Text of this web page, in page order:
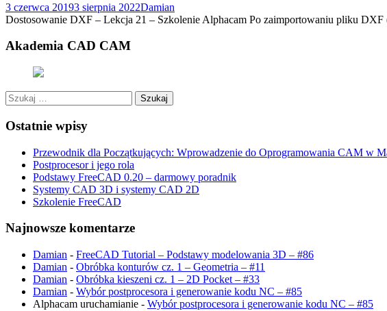
3 czerwca 20193 sierpnia 2022Damian
Dostosowanie DXF – Lekcja 21 – Szkolenie Alphacam Po zaimportowaniu pliku
Akademia CAD CAM
Szukaj:
Ostatnie wpisy
Przewodnik dla Początkujących: Wprowadzenie do Oprogramowania CAM w
Postprocesor i jego rola
Podstawy FreeCAD 0.20 – darmowy poradnik
Systemy CAD 3D i systemy CAD 2D
Szkolenie FreeCAD
Najnowsze komentarze
Damian - FreeCAD Tutorial – Podstawy modelowania 3D – #86
Damian - Obróbka konturów cz. 1 – Geometria – #11
Damian - Obróbka kieszeni cz. 1 – 2D Pocket – #33
Damian - Wybór postprocesora i generowanie kodu NC – #85
Alphacam uruchamianie - Wybór postprocesora i generowanie kodu NC – #85